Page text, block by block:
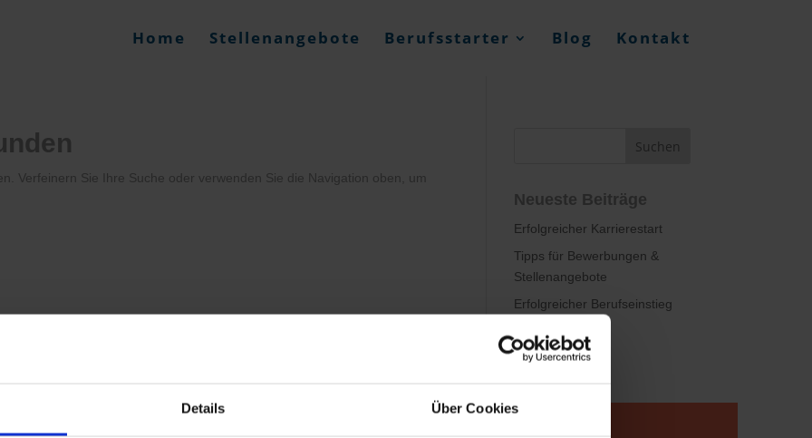
Details Über Cookies
Home Stellenangebote Berufsstarter Blog Kontakt
Verfeinern Sie Ihre Suche oder verwenden Sie die Navigation oben, um
Neueste Beiträge
Erfolgreicher Karrierestart
Tipps für Bewerbungen &
Stellenangebote
Erfolgreicher Berufseinstieg